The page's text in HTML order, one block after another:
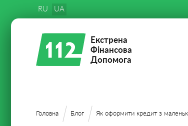
RU UA
Екстрена
Фінансова
Допомога
Головна Блог Як оформити кредит з